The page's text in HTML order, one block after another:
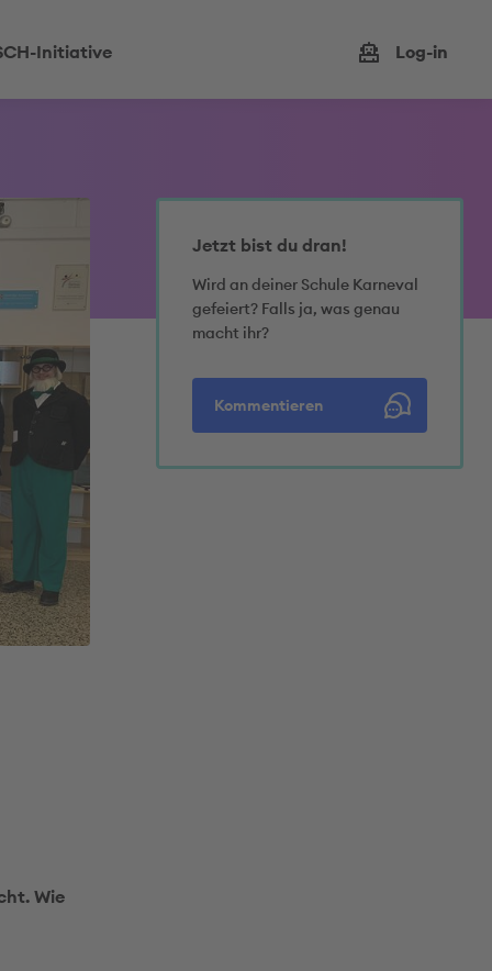
Initiative Log-in
Jetzt bist du dran!
Wird an deiner Schule Karneval
gefeiert? Falls ja, was genau
macht ihr?
Kommentieren
Wie